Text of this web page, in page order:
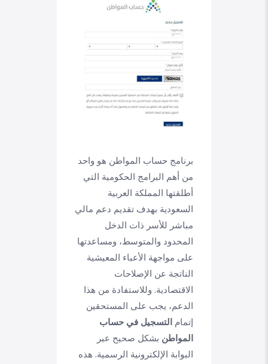
برنامج حساب المواطن هو واحد
من أهم البرامج الحكومية التي
أطلقتها المملكة العربية
السعودية بهدف تقديم دعم مالي
مباشر للأسر ذات الدخل
المحدود والمتوسط، ومساعدتها
على مواجهة الأعباء المعيشية
الناتجة عن الإصلاحات
الاقتصادية. وللاستفادة من هذا
الدعم، يجب على المستحقين
إتمام التسجيل في حساب
المواطن بشكل صحيح عبر
البوابة الإلكترونية الرسمية. هذه